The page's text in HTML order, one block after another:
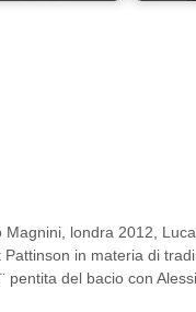
Magnini, londra 2012,
Pattinson in materia di
pentita del bacio con